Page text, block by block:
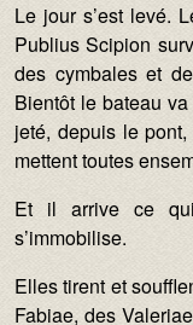
Le jour s’est levé.
Publius Scipion
des cymbales et
Bientôt le bateau
jeté, depuis le
mettent toutes
Et il arrive ce
s’immobilise.
Elles tirent et
Fabiae, des